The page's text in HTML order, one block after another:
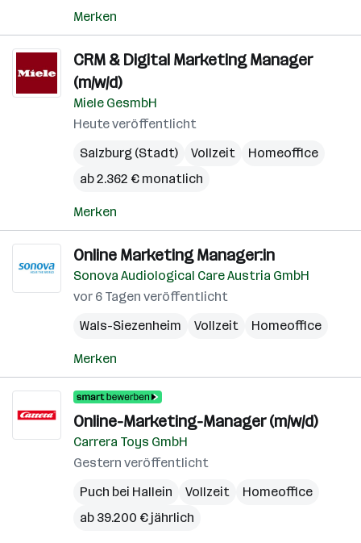
Merken
CRM & Digital Marketing Manager
(m/w/d)
Miele GesmbH
Heute veröffentlicht
Salzburg (Stadt)
Vollzeit
Homeoffice
ab 2.362 € monatlich
Merken
Online Marketing Manager:in
Sonova Audiological Care Austria GmbH
vor 6 Tagen veröffentlicht
Wals-Siezenheim
Vollzeit Homeoffice
Merken
Online-Marketing-Manager (m/w/d)
Carrera Toys GmbH
Gestern veröffentlicht
Puch bei Hallein
Vollzeit
Homeoffice
ab 39.200 € jährlich